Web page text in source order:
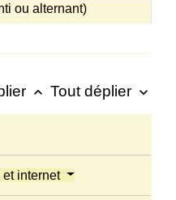
ou alternant)
keyboard_arrow_up Tout déplier keyboard_arrow_down
et internet